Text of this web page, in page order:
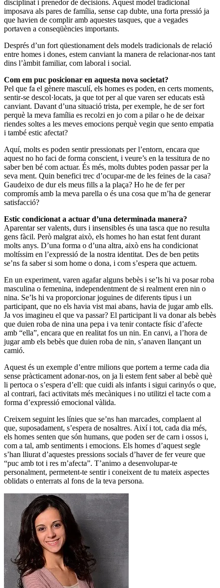
disciplinat i prenedor de decisions. Aquest model tradicional
imposava als pares de família, sense cap dubte, una forta pressió ja
que havien de complir amb aquestes tasques, que a vegades
portaven a conseqüències importants.
Després d’un fort qüestionament dels models tradicionals de relació
entre homes i dones, estem canviant la manera de relacionar-nos tant
dins l’àmbit familiar, com laboral i social.
Com em puc posicionar en aquesta nova societat?
Pel que fa el gènere masculí, els homes es poden, en certs moments,
sentir-se descol·locats, ja que tot per al que varen ser educats està
canviant. Davant d’una situació trista, per exemple, he de ser fort
perquè la meva família es recolzi en jo com a pilar o he de deixar
riendes soltes a les meves emocions perquè vegin que sento empatia
i també estic afectat?
Aquí, molts es poden sentir pressionats per l’entorn, encara que
aquest no ho faci de forma conscient, i veure’s en la tessitura de no
saber ben bé com actuar. És més, molts dubtes poden passar per la
seva ment. Quin benefici trec d’ocupar-me de les feines de la casa?
Gaudeixo de dur els meus fills a la plaça? Ho he de fer per
compromís amb la meva parella o és una cosa que m’ha de generar
satisfacció?
Estic condicionat a actuar d’una determinada manera?
Aparentar ser valents, durs i insensibles és una tasca que no resulta
gens fàcil. Però malgrat això, els homes ho han estat fent durant
molts anys. D’una forma o d’una altra, això ens ha condicionat
moltíssim en l’expressió de la nostra identitat. Des de ben petits
se’ns fa saber si som home o dona, i com s’espera que actuem.
En un experiment, varen agafar alguns bebès i se’ls hi va posar roba
masculina o femenina, independentment de si realment eren nin o
nina. Se’ls hi va proporcionar joguines de diferents tipus i un
participant, que no els havia vist mai abans, havia de jugar amb ells.
Ja vos imagineu el que va passar? El participant li va donar als bebès
que duien roba de nina una pepa i va tenir contacte físic d’afecte
amb “ella”, encara que en realitat fos un nin. En canvi, a l’hora de
jugar amb els bebès que duien roba de nin, s’anaven llançant un
camió.
Aquest és un exemple d’entre milions que portem a terme cada dia
sense pràcticament adonar-nos, on ja li estem fent saber al bebè què
li pertoca o s’espera d’ell: que cuidi als infants i sigui carinyós o que,
al contrari, faci activitats més mecàniques i no utilitzi el tacte com a
forma d’expressió emocional vàlida.
Creixem seguint les línies que se’ns han marcades, complaent al
que, suposadament, s’espera de nosaltres. Així i tot, cada dia més,
els homes senten que són humans, que poden ser de carn i ossos i,
com a tal, amb sentiments i emocions. Els homes d’aquest segle
s’han lliurat d’aquestes pressions socials d’haver de fer veure que
“puc amb tot i res m’afecta”. T’animo a desenvolupar-te
personalment, permetent-te sentir i coneixent de tu mateix aspectes
oblidats o enterrats al fons de la teva persona.